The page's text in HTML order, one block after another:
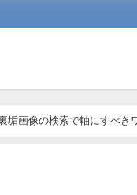
垢画像の検索で軸にすべき